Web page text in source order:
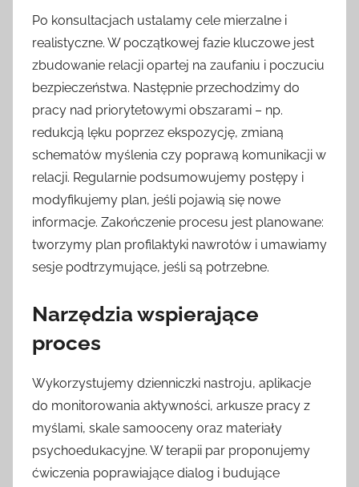
Po konsultacjach ustalamy cele mierzalne i
realistyczne. W początkowej fazie kluczowe jest
zbudowanie relacji opartej na zaufaniu i poczuciu
bezpieczeństwa. Następnie przechodzimy do
pracy nad priorytetowymi obszarami – np.
redukcją lęku poprzez ekspozycję, zmianą
schematów myślenia czy poprawą komunikacji w
relacji. Regularnie podsumowujemy postępy i
modyfikujemy plan, jeśli pojawią się nowe
informacje. Zakończenie procesu jest planowane:
tworzymy plan profilaktyki nawrotów i umawiamy
sesje podtrzymujące, jeśli są potrzebne.
Narzędzia wspierające
proces
Wykorzystujemy dzienniczki nastroju, aplikacje
do monitorowania aktywności, arkusze pracy z
myślami, skale samooceny oraz materiały
psychoedukacyjne. W terapii par proponujemy
ćwiczenia poprawiające dialog i budujące